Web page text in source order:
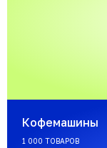
Кофемашины
1 000 ТОВАРОВ